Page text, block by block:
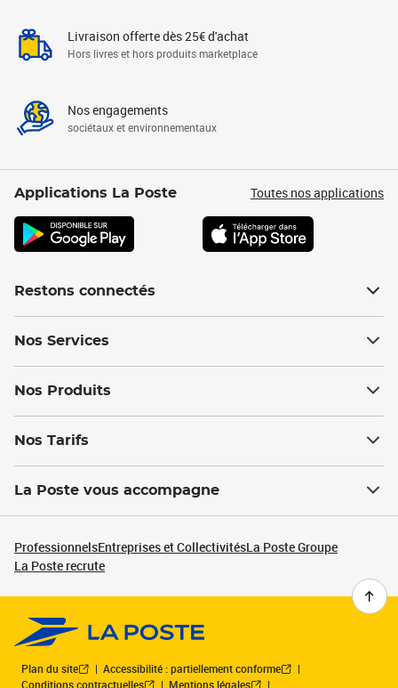
Livraison offerte dès 25€ d'achat
Hors livres et hors produits marketplace
Nos engagements
sociétaux et environnementaux
Applications La Poste Toutes nos applications
Restons connectés
Nos Services
Nos Produits
Nos Tarifs
La Poste vous accompagne
ProfessionnelsEntreprises et CollectivitésLa Poste Groupe
La Poste recrute
Plan du site
Accessibilité : partiellement conforme
Conditions contractuelles
Mentions légales